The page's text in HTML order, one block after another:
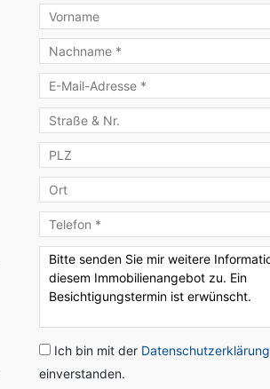
Ich bin mit der Datenschutzerklärung
einverstanden.